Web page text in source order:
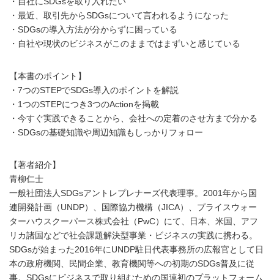
・最近、取引先からSDGsについて言われるようになった
・SDGsの導入方法が分からずに困っている
・自社や現状のビジネスがこのままではまずいと感じている
【本書のポイント】
・7つのSTEPでSDGs導入のポイントを解説
・1つのSTEPにつき3つのActionを掲載
・今すぐ実践できることから、会社への定着のさせ方まで分かる
・SDGsの基礎知識や周辺知識もしっかりフォロー
【著者紹介】
青柳仁士
一般社団法人SDGsアントレプレナーズ代表理事。2001年から国
連開発計画（UNDP）、国際協力機構（JICA）、プライスウォー
ターハウスクーパース株式会社（PwC）にて、日本、米国、アフ
リカ諸国などで社会課題解決型事業・ビジネスの実践に携わる。
SDGsが始まった2016年にUNDP駐日代表事務所の広報官として日
本の政府機関、民間企業、教育機関等への初期のSDGs普及に従
事。SDGsにビジネスで取り組むための国連初のプラットフォーム